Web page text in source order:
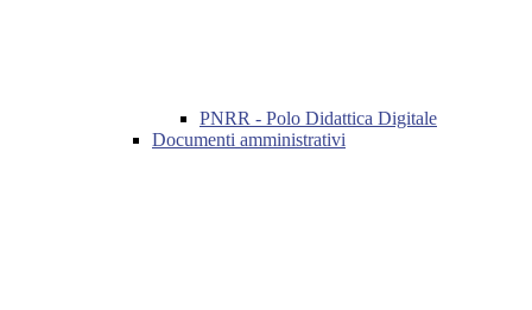
PNRR - Polo Didattica Digitale
Documenti amministrativi